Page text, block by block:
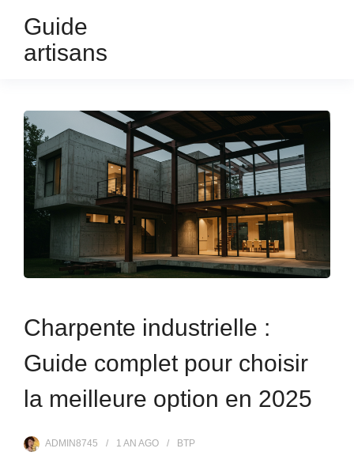
Guide
artisans
Charpente industrielle :
Guide complet pour choisir
la meilleure option en 2025
ADMIN8745 1 AN AGO BTP